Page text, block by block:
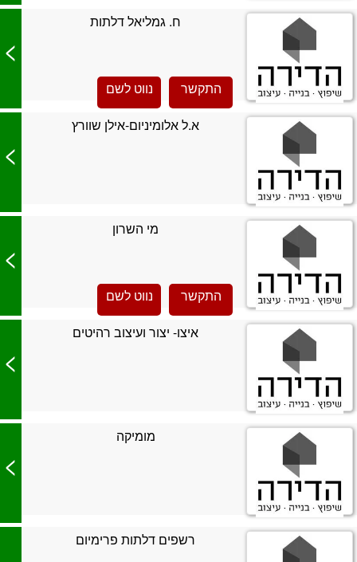
ח. גמליאל דלתות
התקשר נווט לשם
>
א.ל אלומיניום-אילן שוורץ
>
מי השרון
התקשר נווט לשם
>
איצו- יצור ועיצוב רהיטים
>
מומיקה
>
רשפים דלתות פרימיום